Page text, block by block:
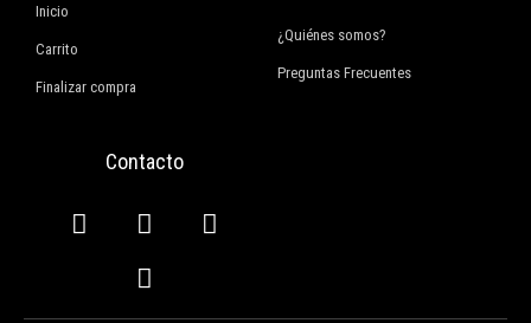
Inicio
Carrito
Finalizar compra
¿Quiénes somos?
Preguntas Frecuentes
Contacto
F
a
I
n
s
t
W
h
E
n
v
e